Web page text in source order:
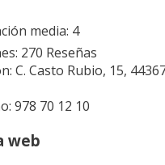
media: 4
270 Reseñas
C. Casto Rubio, 15,
978 70 12 10
web